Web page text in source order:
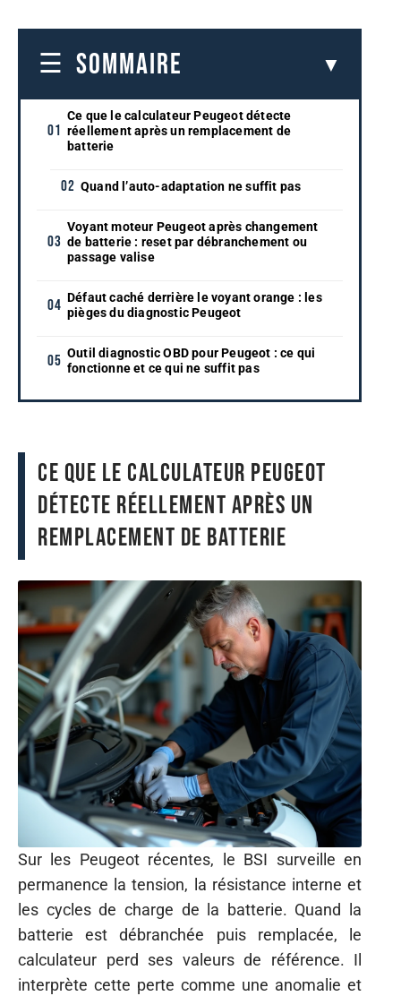
SOMMAIRE
Ce que le calculateur Peugeot détecte
réellement après un remplacement de
batterie
Quand l’auto-adaptation ne suffit pas
Voyant moteur Peugeot après changement
de batterie : reset par débranchement ou
passage valise
Défaut caché derrière le voyant orange : les
pièges du diagnostic Peugeot
Outil diagnostic OBD pour Peugeot : ce qui
fonctionne et ce qui ne suffit pas
Ce que le calculateur Peugeot
détecte réellement après un
remplacement de batterie
Sur les Peugeot récentes, le BSI surveille en
permanence la tension, la résistance interne et
les cycles de charge de la batterie. Quand la
batterie est débranchée puis remplacée, le
calculateur perd ses valeurs de référence. Il
interprète cette perte comme une anomalie et